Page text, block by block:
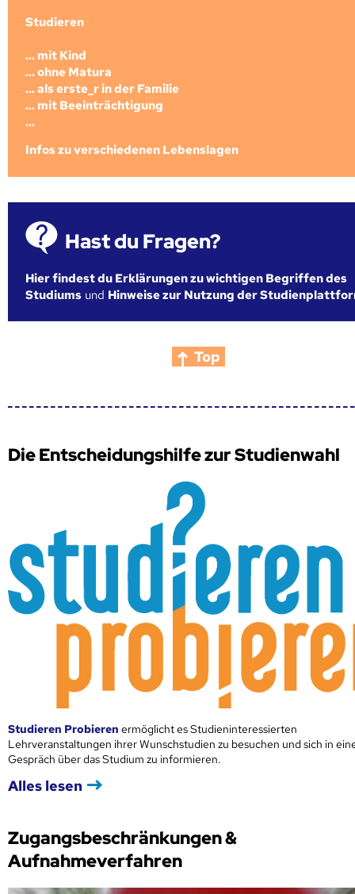
Studieren
... mit Kind
... ohne Matura
... als erste_r in der Familie
... mit Beeinträchtigung
...
Infos zu verschiedenen Lebenslagen
Hast du Fragen?
Hier findest du Erklärungen zu wichtigen Begriffen des
Studiums und Hinweise zur Nutzung der
Top
Die Entscheidungshilfe zur Studienwahl
Studieren Probieren ermöglicht es Studieninteressierten
Lehrveranstaltungen ihrer Wunschstudien zu besuchen und sich in
Gespräch über das Studium zu informieren.
Alles lesen
Zugangsbeschränkungen &
Aufnahmeverfahren